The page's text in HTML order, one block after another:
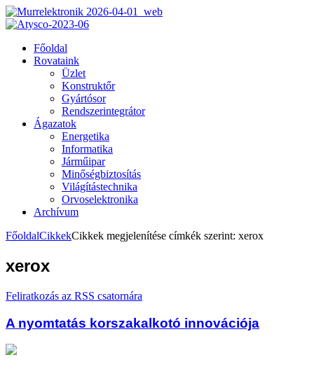
Főoldal
Rovataink
Üzlet
Konstruktőr
Gyártósor
Rendszerintegrátor
Ágazatok
Energetika
Informatika
Járműipar
Minőségbiztosítás
Világítástechnika
Orvoselektronika
Archívum
FőoldalCikkekCikkek megjelenítése címkék szerint: xerox
xerox
Feliratkozás az RSS csatornára
A nyomtatás korszakalkotó innovációja